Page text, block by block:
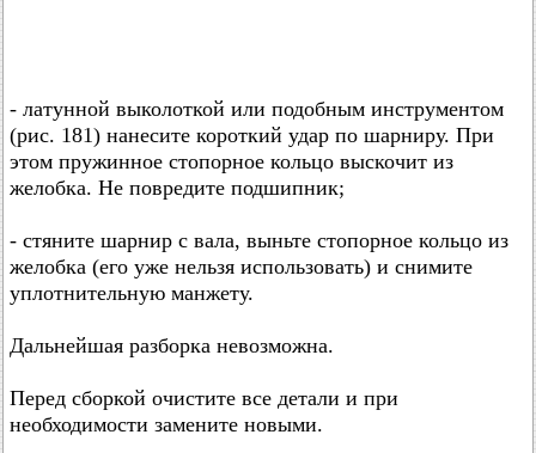
- латунной выколоткой или подобным инструментом
(рис. 181) нанесите короткий удар по шарниру. При
этом пружинное стопорное кольцо выскочит из
желобка. Не повредите подшипник;
- стяните шарнир с вала, выньте стопорное кольцо из
желобка (его уже нельзя использовать) и снимите
уплотнительную манжету.
Дальнейшая разборка невозможна.
Перед сборкой очистите все детали и при
необходимости замените новыми.